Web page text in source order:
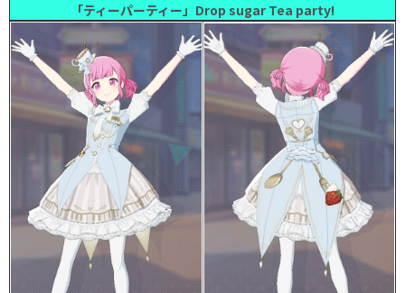
「ティーパーティー」Drop sugar Tea party!